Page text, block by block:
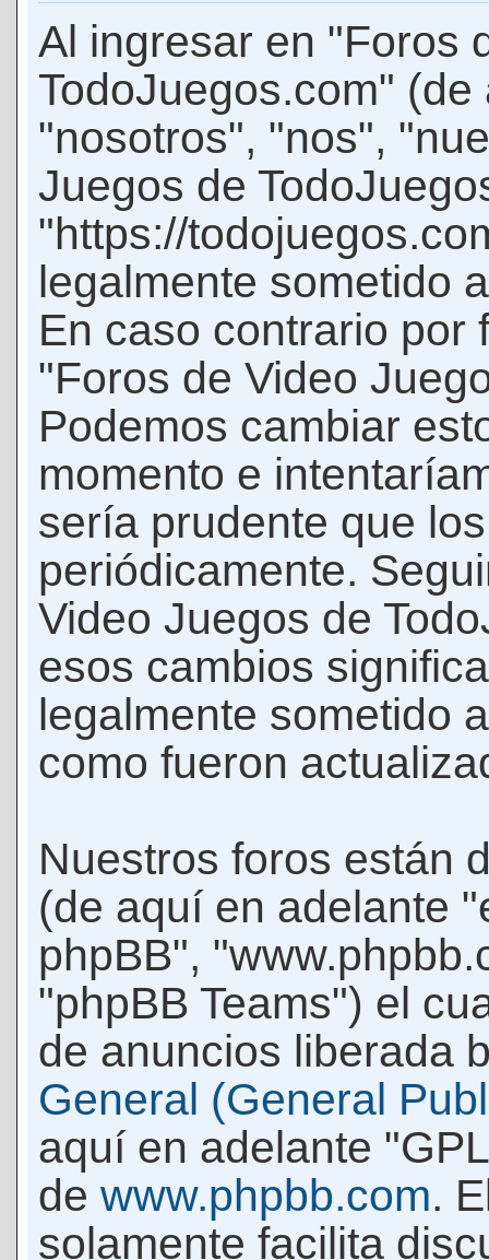
Al ingresar en "Foros
TodoJuegos.com"
"nosotros", "nos",
Juegos de
"https://
legalmente sometido
En caso contrario por
"Foros de Video
Podemos cambiar
momento e
sería prudente que
periódicamente.
Video Juegos de
esos cambios
legalmente sometido
como fueron
Nuestros foros están
(de aquí en adelante
phpBB",
"phpBB Teams") el
de anuncios liberada
General (General
aquí en adelante
de www.phpbb.com.
solamente facilita